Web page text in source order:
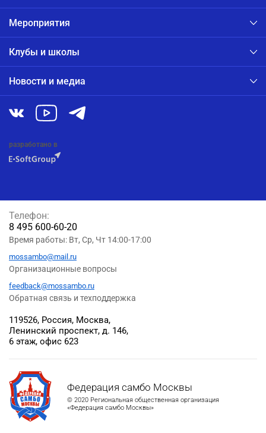
Мероприятия
Клубы и школы
Новости и медиа
разработано в
Федерация самбо Москвы
© 2020 Региональная общественная организация
«Федерация самбо Москвы»
119526, Россия, Москва,
Ленинский проспект, д. 146,
6 этаж, офис 623
Телефон:
8 495 600-60-20
Время работы: Вт, Ср, Чт 14:00-17:00
mossambo@mail.ru
Организационные вопросы
feedback@mossambo.ru
Обратная связь и техподдержка